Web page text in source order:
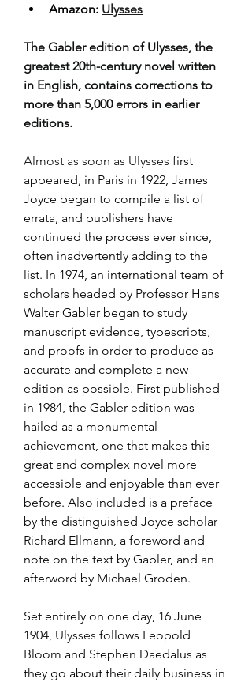
Amazon: Ulysses
The Gabler edition of Ulysses, the
greatest 20th-century novel written
in English, contains corrections to
more than 5,000 errors in earlier
editions.
Almost as soon as Ulysses first
appeared, in Paris in 1922, James
Joyce began to compile a list of
errata, and publishers have
continued the process ever since,
often inadvertently adding to the
list. In 1974, an international team of
scholars headed by Professor Hans
Walter Gabler began to study
manuscript evidence, typescripts,
and proofs in order to produce as
accurate and complete a new
edition as possible. First published
in 1984, the Gabler edition was
hailed as a monumental
achievement, one that makes this
great and complex novel more
accessible and enjoyable than ever
before. Also included is a preface
by the distinguished Joyce scholar
Richard Ellmann, a foreword and
note on the text by Gabler, and an
afterword by Michael Groden.
Set entirely on one day, 16 June
1904, Ulysses follows Leopold
Bloom and Stephen Daedalus as
they go about their daily business in